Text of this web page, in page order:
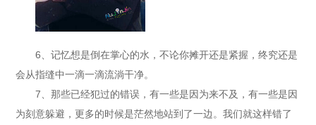
6、记忆想是倒在掌心的水，不论你摊开还是紧握，终究还是
会从指缝中一滴一滴流淌干净。
7、那些已经犯过的错误，有一些是因为来不及，有一些是因
为刻意躲避，更多的时候是茫然地站到了一边。我们就这样错了